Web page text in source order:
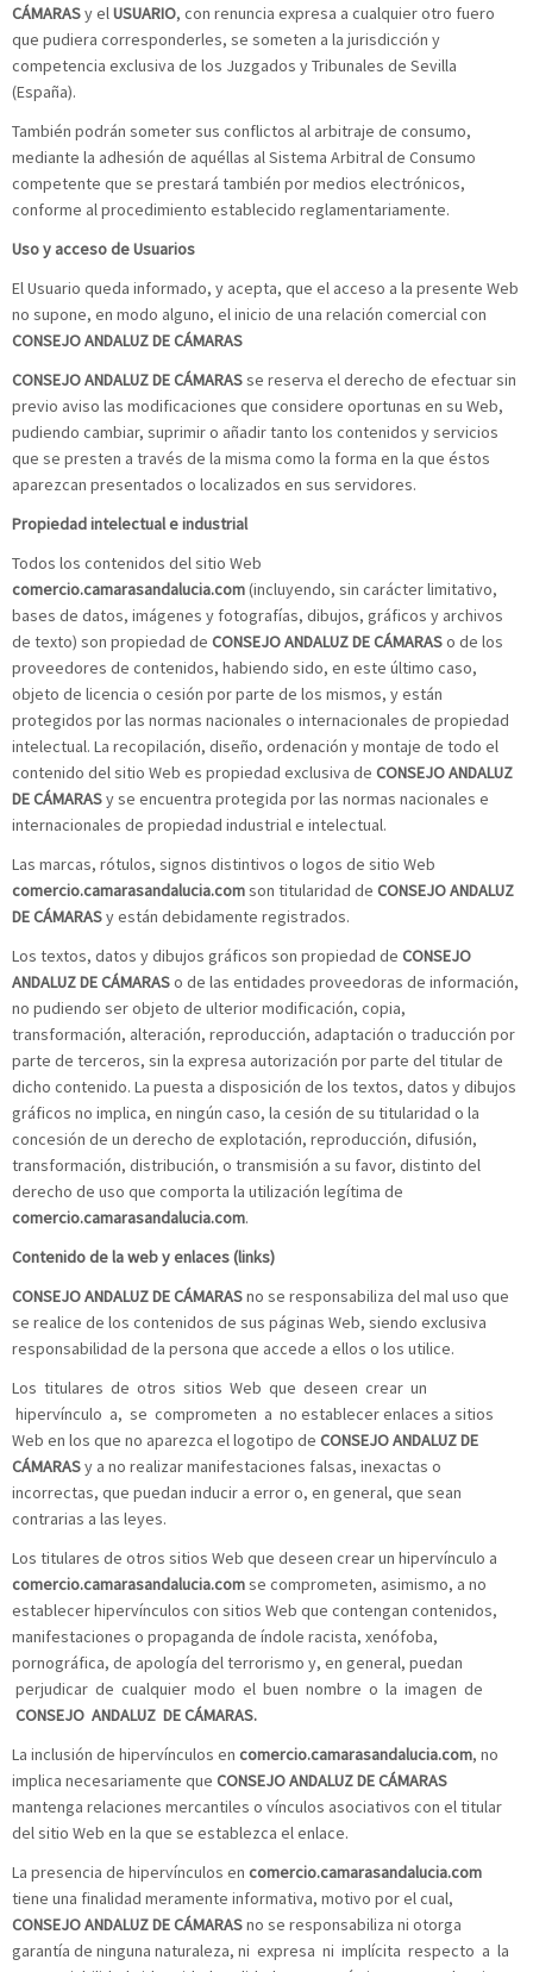
CÁMARASy elUSUARIO, con renuncia expresa a cualquier otro fuero
que pudiera corresponderles, se someten a la jurisdicción y
competencia exclusiva de los Juzgados y Tribunales de Sevilla
(España).
También podrán someter sus conflictos al arbitraje de consumo,
mediante la adhesión de aquéllas al Sistema Arbitral de Consumo
competente que se prestará también por medios electrónicos,
conforme al procedimiento establecido reglamentariamente.
Uso y acceso de Usuarios
El Usuario queda informado, y acepta, que el acceso a la presente Web
no supone, en modo alguno, el inicio de una relación comercial con
CONSEJO ANDALUZ DE CÁMARAS
CONSEJO ANDALUZ DE CÁMARASse reserva el derecho de efectuar sin
previo aviso las modificaciones que considere oportunas en su Web,
pudiendo cambiar, suprimir o añadir tanto los contenidos y servicios
que se presten a través de la misma como la forma en la que éstos
aparezcan presentados o localizados en sus servidores.
Propiedad intelectual e industrial
Todos los contenidos del sitio Web
comercio.camarasandalucia.com(incluyendo, sin carácter limitativo,
bases de datos, imágenes y fotografías, dibujos, gráficos y archivos
de texto) son propiedad de CONSEJO ANDALUZ DE CÁMARASo de los
proveedores de contenidos, habiendo sido, en este último caso,
objeto de licencia o cesión por parte de los mismos, y están
protegidos por las normas nacionales o internacionales de propiedad
intelectual. La recopilación, diseño, ordenación y montaje de todo el
contenido del sitio Web es propiedad exclusiva de CONSEJO ANDALUZ
DE CÁMARASy se encuentra protegida por las normas nacionales e
internacionales de propiedad industrial e intelectual.
Las marcas, rótulos, signos distintivos o logos de sitio Web
comercio.camarasandalucia.comson titularidad de CONSEJO ANDALUZ
DE CÁMARASy están debidamente registrados.
Los textos, datos y dibujos gráficos son propiedad de CONSEJO
ANDALUZ DE CÁMARASo de las entidades proveedoras de información,
no pudiendo ser objeto de ulterior modificación, copia,
transformación, alteración, reproducción, adaptación o traducción por
parte de terceros, sin la expresa autorización por parte del titular de
dicho contenido. La puesta a disposición de los textos, datos y dibujos
gráficos no implica, en ningún caso, la cesión de su titularidad o la
concesión de un derecho de explotación, reproducción, difusión,
transformación, distribución, o transmisión a su favor, distinto del
derecho de uso que comporta la utilización legítima de
comercio.camarasandalucia.com.
Contenido de la web y enlaces (links)
CONSEJO ANDALUZ DE CÁMARASno se responsabiliza del mal uso que
se realice de los contenidos de sus páginas Web, siendo exclusiva
responsabilidad de la persona que accede a ellos o los utilice.
Los titulares de otros sitios Web que deseen crear un
hipervínculo a, se comprometen a no establecer enlaces a sitios
Web en los que no aparezca el logotipo de CONSEJO ANDALUZ DE
CÁMARASy a no realizar manifestaciones falsas, inexactas o
incorrectas, que puedan inducir a error o, en general, que sean
contrarias a las leyes.
Los titulares de otros sitios Web que deseen crear un hipervínculo a
comercio.camarasandalucia.comse comprometen, asimismo, a no
establecer hipervínculos con sitios Web que contengan contenidos,
manifestaciones o propaganda de índole racista, xenófoba,
pornográfica, de apología del terrorismo y, en general, puedan
perjudicar de cualquier modo el buen nombre o la imagen de
CONSEJO ANDALUZ DE CÁMARAS.
La inclusión de hipervínculos en comercio.camarasandalucia.com, no
implica necesariamente que CONSEJO ANDALUZ DE CÁMARAS
mantenga relaciones mercantiles o vínculos asociativos con el titular
del sitio Web en la que se establezca el enlace.
La presencia de hipervínculos en comercio.camarasandalucia.com
tiene una finalidad meramente informativa, motivo por el cual,
CONSEJO ANDALUZ DE CÁMARASno se responsabiliza ni otorga
garantía de ninguna naturaleza, ni expresa ni implícita respecto a la